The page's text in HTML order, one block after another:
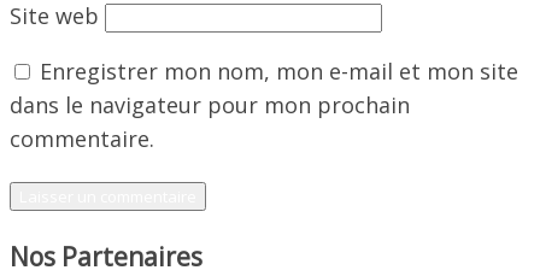
Site web
Enregistrer mon nom, mon e-mail et mon site
dans le navigateur pour mon prochain
commentaire.
Nos Partenaires